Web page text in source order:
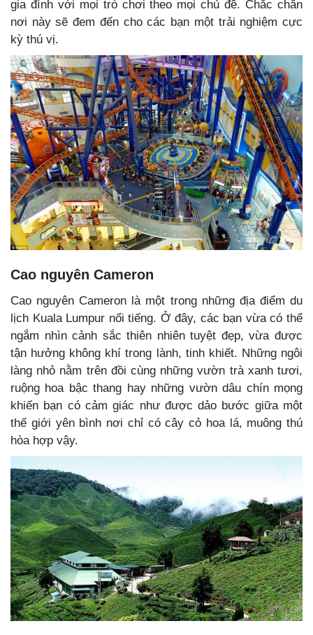
gia đình với mọi trò chơi theo mọi chủ đề. Chắc chắn
nơi này sẽ đem đến cho các bạn một trải nghiệm cực
kỳ thú vị.
Cao nguyên Cameron
Cao nguyên Cameron là một trong những địa điểm du
lịch Kuala Lumpur nổi tiếng. Ở đây, các bạn vừa có thể
ngắm nhìn cảnh sắc thiên nhiên tuyệt đẹp, vừa được
tận hưởng không khí trong lành, tinh khiết. Những ngôi
làng nhỏ nằm trên đồi cùng những vườn trà xanh tươi,
ruộng hoa bậc thang hay những vườn dâu chín mọng
khiến bạn có cảm giác như được dảo bước giữa một
thế giới yên bình nơi chỉ có cây cỏ hoa lá, muông thú
hòa hợp vậy.